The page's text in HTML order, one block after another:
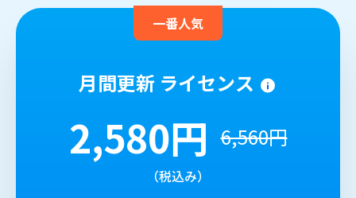
一番人気
月間更新 ライセンス
2,580円 6,560円
（税込み）